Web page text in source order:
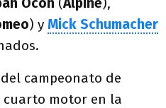
) y Mick Schumacher
campeonato de
cuarto motor en la